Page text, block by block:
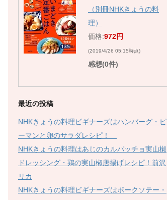
（別冊NHKきょうの料
理）
価格:972円
(2019/4/26 05:15時点)
感想(0件)
最近の投稿
NHKきょうの料理ビギナーズはハンバーグ・ピ
ーマンと卵のサラダレシピ！
NHKきょうの料理はあじのカルパッチョ実山椒
ドレッシング・鶏の実山椒唐揚げレシピ！前沢
リカ
NHKきょうの料理ビギナーズはポークソテー・